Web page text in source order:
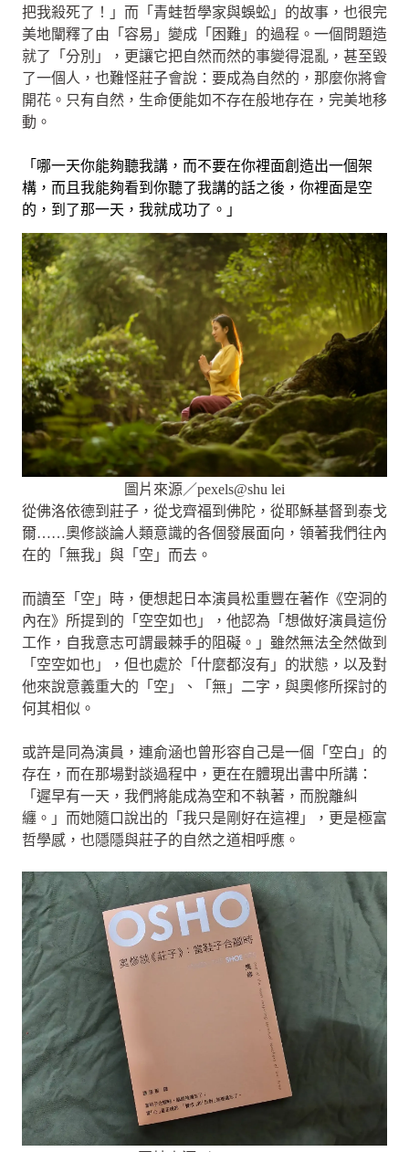
把我殺死了！」而「青蛙哲學家與蜈蚣」的故事，也很完
美地闡釋了由「容易」變成「困難」的過程。一個問題造
就了「分別」，更讓它把自然而然的事變得混亂，甚至毀
了一個人，也難怪莊子會說：要成為自然的，那麼你將會
開花。只有自然，生命便能如不存在般地存在，完美地移
動。
「哪一天你能夠聽我講，而不要在你裡面創造出一個架
構，而且我能夠看到你聽了我講的話之後，你裡面是空
的，到了那一天，我就成功了。」
圖片來源／pexels@shu lei
從佛洛依德到莊子，從戈齊福到佛陀，從耶穌基督到泰戈
爾……奧修談論人類意識的各個發展面向，領著我們往內
在的「無我」與「空」而去。
而讀至「空」時，便想起日本演員松重豐在著作《空洞的
內在》所提到的「空空如也」，他認為「想做好演員這份
工作，自我意志可謂最棘手的阻礙。」雖然無法全然做到
「空空如也」，但也處於「什麼都沒有」的狀態，以及對
他來說意義重大的「空」、「無」二字，與奧修所探討的
何其相似。
或許是同為演員，連俞涵也曾形容自己是一個「空白」的
存在，而在那場對談過程中，更在在體現出書中所講：
「遲早有一天，我們將能成為空和不執著，而脫離糾
纏。」而她隨口說出的「我只是剛好在這裡」，更是極富
哲學感，也隱隱與莊子的自然之道相呼應。